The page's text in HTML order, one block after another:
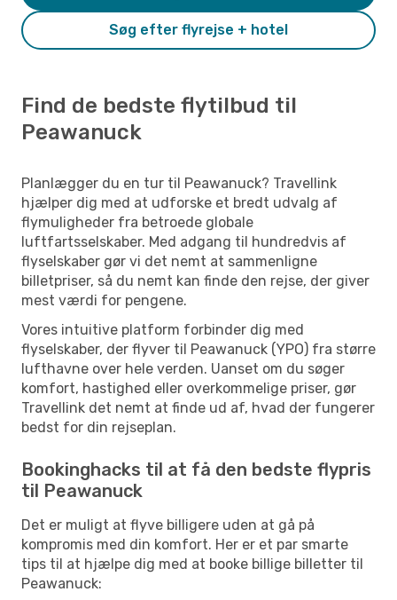
Søg efter flyrejse + hotel
Find de bedste flytilbud til
Peawanuck
Planlægger du en tur til Peawanuck? Travellink
hjælper dig med at udforske et bredt udvalg af
flymuligheder fra betroede globale
luftfartsselskaber. Med adgang til hundredvis af
flyselskaber gør vi det nemt at sammenligne
billetpriser, så du nemt kan finde den rejse, der giver
mest værdi for pengene.
Vores intuitive platform forbinder dig med
flyselskaber, der flyver til Peawanuck (YPO) fra større
lufthavne over hele verden. Uanset om du søger
komfort, hastighed eller overkommelige priser, gør
Travellink det nemt at finde ud af, hvad der fungerer
bedst for din rejseplan.
Bookinghacks til at få den bedste flypris
til Peawanuck
Det er muligt at flyve billigere uden at gå på
kompromis med din komfort. Her er et par smarte
tips til at hjælpe dig med at booke billige billetter til
Peawanuck: